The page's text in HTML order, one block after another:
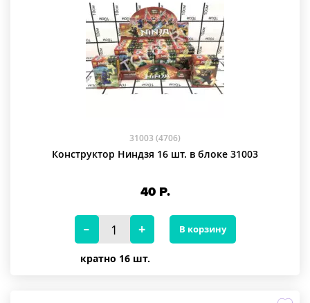
31003 (4706)
Конструктор Ниндзя 16 шт. в блоке 31003
40Р.
кратно 16 шт.
В корзину